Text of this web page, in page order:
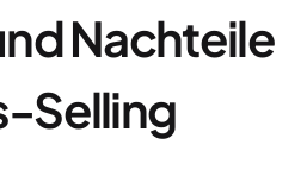
Nachteile
Selling